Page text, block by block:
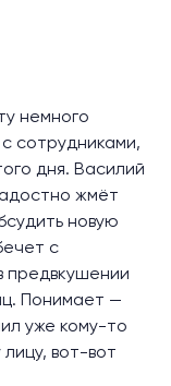
немного
сотрудниками,
дня. Василий
жмёт
новую
с
предвкушении
Понимает —
уже кому-то
вот-вот